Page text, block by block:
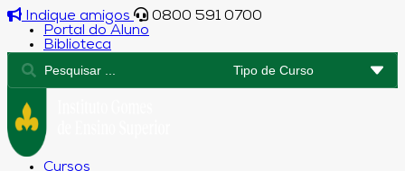
Indique amigos
0800 591 0700
Portal do Aluno
Biblioteca
Cursos